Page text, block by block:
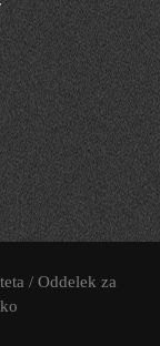
/ Oddelek za